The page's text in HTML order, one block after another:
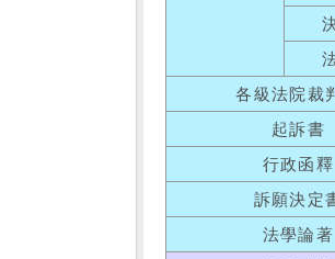
各級法院裁
起訴書
行政函釋
訴願決定
法學論著